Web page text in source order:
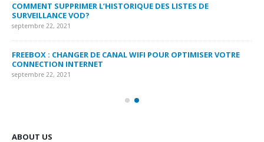
COMMENT SUPPRIMER L’HISTORIQUE DES LISTES DE
SURVEILLANCE VOD?
septembre 22, 2021
FREEBOX : CHANGER DE CANAL WIFI POUR OPTIMISER VOTRE
CONNECTION INTERNET
septembre 22, 2021
ABOUT US